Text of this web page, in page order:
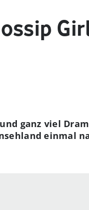
ganz viel
einmal